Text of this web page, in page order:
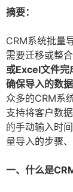
摘要：
CRM系统批量
需要迁移或整
或Excel文件完
确保导入的数
众多的CRM系
支持将客户数
的手动输入时
量导入的步骤
一、什么是